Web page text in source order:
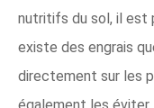
nutritifs du sol, il est
existe des engrais
directement sur les